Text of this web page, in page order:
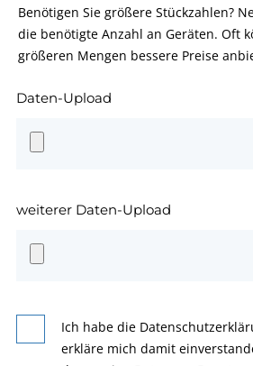
Benötigen Sie größere Stückzahlen?
die benötigte Anzahl an Geräten. Oft
größeren Mengen bessere Preise
Daten-Upload
weiterer Daten-Upload
Ich habe die
erkläre mich damit